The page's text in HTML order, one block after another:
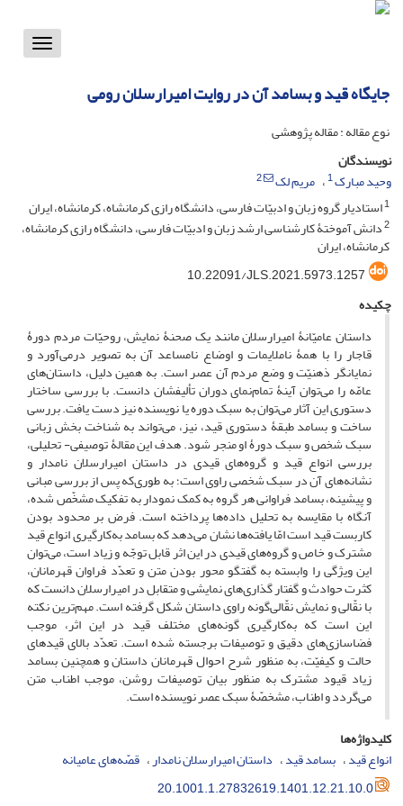
Toggle
جایگاه قید و بسامد آن در روایت امیرارسلان رومی
نوع مقاله : مقاله پژوهشی
نویسندگان
وحید مبارک1 مریم لک
2
1استادیار گروه زبان و ادبیّات فارسی، دانشگاه رازی کرمانشاه، کرمانشاه، ایران
2دانش‌ آموختۀ کارشناسی‌ ارشد زبان و ادبیّات فارسی، دانشگاه رازی کرمانشاه،
کرمانشاه، ایران
10.22091/JLS.2021.5973.1257
چکیده
داستان عامیّانۀ امیرارسلان مانند یک صحنۀ نمایش، روحیّات مردم دورۀ
قاجار را با همۀ ناملایمات و اوضاع نامساعد آن به تصویر درمی‌آورد و
نمایانگر ذهنیّت و وضع مردم آن عصر است. به همین دلیل، داستان‌های
عامّه را می‌توان آینۀ تمام‌نمای دوران تألیفشان دانست. با بررسی ساختار
دستوری این آثار می‌توان به سبک دوره یا نویسنده نیز دست یافت. بررسی
ساخت و بسامد طبقۀ دستوری قید، نیز، می‌تواند به شناخت بخش زبانی
سبک شخص و سبک دورۀ او منجر شود. هدف این مقالۀ توصیفی- تحلیلی،
بررسی انواع قید و گروه‌های قیدی در داستان امیرارسلان نامدار و
نشانه‌های آن در سبک شخصی راوی است؛ به طوری‌که پس از بررسی مبانی
و پیشینه، بسامد فراوانی هر گروه به کمک نمودار به تفکیک مشخّص شده،
آنگاه با مقایسه به تحلیل داده‌ها پرداخته است. فرض بر محدود بودن
کاربست قید است امّا یافته‌ها نشان می‌دهد که بسامد به‌کارگیری انواع قید
مشترک و خاص و گروه‌های قیدی در این اثر قابل توجّه و زیاد است، می‌توان
این ویژگی را وابسته به گفتگو محور بودن متن و تعدّد فراوان قهرمانان،
کثرت حوادث و گفتار ‌گذاری‌های نمایشی و متقابل در امیرارسلان دانست که
با نقّالی و نمایش نقّالی‌گونه راوی داستان شکل گرفته است. مهم‌ترین نکته
این است که به‌کارگیری گونه‌های مختلف قید در این اثر، موجب
فضاسازی‌های دقیق و توصیفات برجسته شده است. تعدّد بالای قید‌های
حالت و کیفیّت، به منظور شرح احوال قهرمانان داستان و همچنین بسامد
زیاد قیود مشترک به منظور بیان توصیفات روشن، موجب اطناب متن
می‌گردد و اطناب، مشخصّۀ سبک عصر نویسنده است.
کلیدواژه‌ها
انواع قید بسامد قید داستان امیرارسلان نامدار قصّه‌های عامیانه
20.1001.1.27832619.1401.12.21.10.0